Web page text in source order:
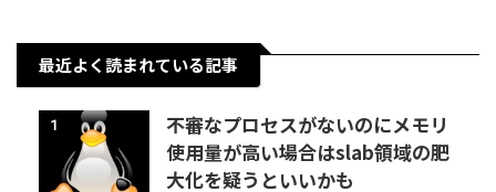
最近よく読まれている記事
1
不審なプロセスがないのにメモリ
使用量が高い場合はslab領域の肥
大化を疑うといいかも